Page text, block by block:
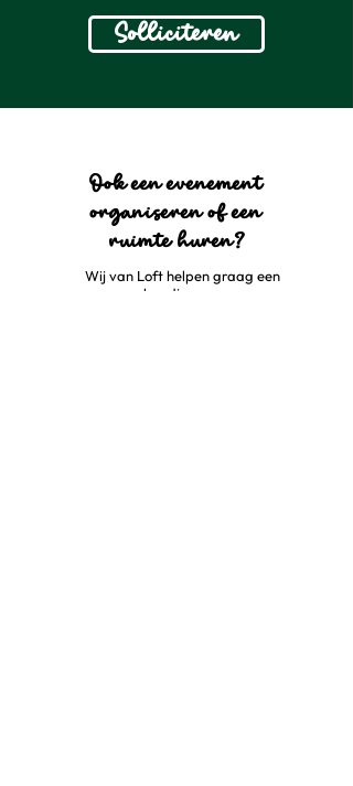
Solliciteren
Ook een evenement
organiseren of een
ruimte huren?
Wij van Loft helpen graag een
handje mee.